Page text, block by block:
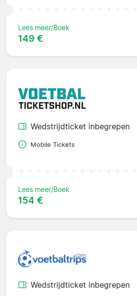
Lees meer/Boek
149 €
Wedstrijdticket inbegrepen
Mobile Tickets
Lees meer/Boek
154 €
Wedstrijdticket inbegrepen